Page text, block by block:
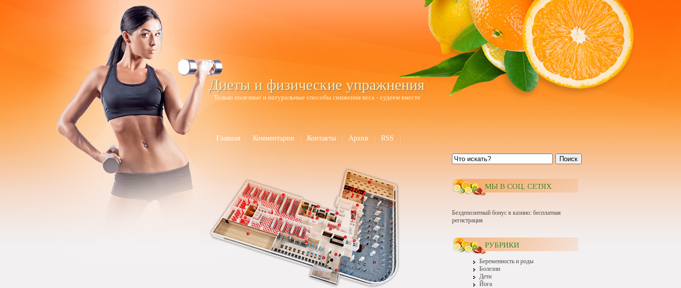
Диеты и физические упражнения
Только полезные и натуральные способы снижения веса - худеем вместе
Главная Комментарии Контакты Архив RSS
Поиск
МЫ В СОЦ. СЕТЯХ
Бездепозитный бонус в казино: бесплатная
регистрация
РУБРИКИ
Беременность и роды
Болезни
Дети
Йога